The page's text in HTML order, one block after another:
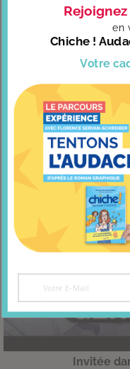
Invitée chez RCF –
Invitée
Votre
en
Chiche !